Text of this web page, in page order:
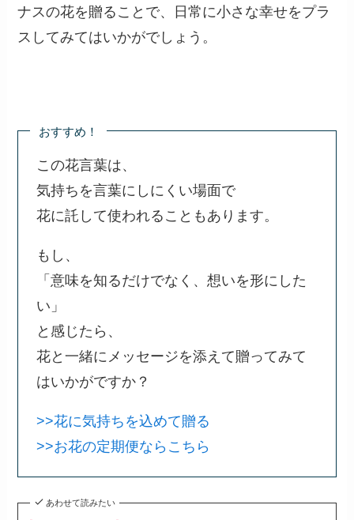
ナスの花を贈ることで、日常に小さな幸せをプラ
スしてみてはいかがでしょう。
おすすめ！
この花言葉は、
気持ちを言葉にしにくい場面で
花に託して使われることもあります。
もし、
「意味を知るだけでなく、想いを形にした
い」
と感じたら、
花と一緒にメッセージを添えて贈ってみて
はいかがですか？
>>花に気持ちを込めて贈る
>>お花の定期便ならこちら
あわせて読みたい